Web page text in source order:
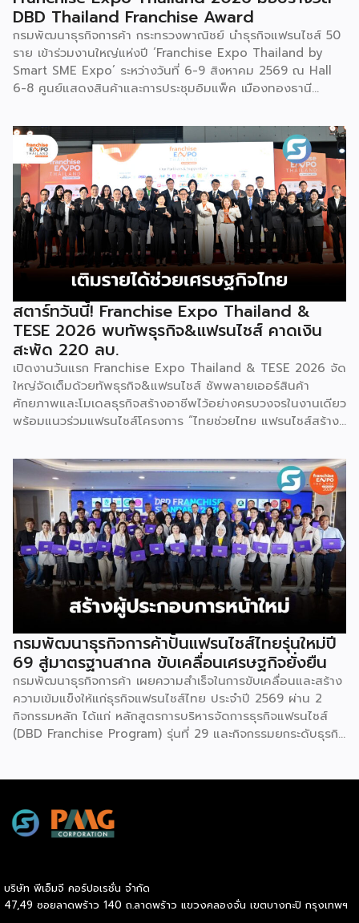
DBD Thailand Franchise Award
กรมพัฒนาธุรกิจการค้า กระทรวงพาณิชย์ นำธุรกิจแฟรนไชส์ 50
ราย เข้าร่วมงานใหญ่แห่งปี ‘Franchise Expo Thailand by
Smart SME Expo’ ระหว่างวันที่ 6-9 สิงหาคม 2569 ณ Hall
6-8 ศูนย์แสดงสินค้าและการประชุมอิมแพ็ค เมืองทองธานี
2026 ให้แก่ผู้ประกอบธุรกิจแฟรนไชส์ที่อยู่ในการส่งเสริมสนับสนุน
ของกรมฯ นายพูนพงษ์ นัยนาภากรณ์ อธิบดีกรมพัฒนาธุรกิจ
การค้า กระทรวงพาณิชย์ เปิดเผยภายหลังเป็นประธานเปิดงาน
“งานแฟรนไชส์ เอ็กซ์โป ไทยแลนด์ บาย สมาร์ท เอสเอ็มอี เอ็กซ์
โป (Franchise Expo Thailand by Smart SME Expo)” ซึ่ง
เป็นงานแสดงธุรกิจแฟรนไชส์ชั้นนำที่จัดขึ้นโดย บริษัท พีเอ็มจี
คอร์ปอเรชัน จำกัด เพื่อยกระดับศักยภาพของผู้ประกอบการและ
เจ้าของธุรกิจที่ต้องการขยายกิจการผ่านระบบแฟรนไชส์ […]
สตาร์ทวันนี้! Franchise Expo Thailand &
TESE 2026 พบทัพธุรกิจ&แฟรนไชส์ คาดเงิน
สะพัด 220 ลบ.
เปิดงานวันแรก Franchise Expo Thailand & TESE 2026 จัด
ใหญ่จัดเต็มด้วยทัพธุรกิจ&แฟรนไชส์ ซัพพลายเออร์สินค้า
ศักยภาพและโมเดลธุรกิจสร้างอาชีพไว้อย่างครบวงจรในงานเดียว
พร้อมแนวร่วมแฟรนไชส์โครงการ “ไทยช่วยไทย แฟรนไชส์สร้าง
รวมกว่า 250 บูธ บนพื้นที่ 15,000 ตารางเมตร หวังเป็นทาง
เลือกสร้างรายได้เพิ่มและพยุงเศรษฐกิจไทยให้ฟื้นตัว เสิร์ฟครบ
จบในงานด้วยสินเชื่อ และทำเลทองทั่วประเทศ พร้อมเสวนาให้
ความรู้โดยผู้ทรงคุณวุฒิคับคั่ง และกิจกรรมเจรจาจับคู่ธุรกิจทั้งใน
และต่างประเทศ งานจัดต่อเนื่องระหว่างวันที่ 6-9 สิงหาคมนี้ ที่
ฮอลล์ 6-8 อิมแพ็คเมืองทองธานี คาดเม็ดเงินสะพัดในงานราว
220 ล้านบาท นายพูนพงษ์ นัยนาภากรณ์ อธิบดีกรมพัฒนา
ธุรกิจการค้า กระทรวงพาณิชย์ กล่าวว่า งาน ” Franchise Expo
Thailand & Thailand E-Commerce Selection Expo
(TESE 2026) เป็นเวทีแสดงธุรกิจแฟรนไชส์และโซลูชั่นส์แบบครบ
วงจร […]
กรมพัฒนาธุรกิจการค้าปั้นแฟรนไชส์ไทยรุ่นใหม่ปี
69 สู่มาตรฐานสากล ขับเคลื่อนเศรษฐกิจยั่งยืน
กรมพัฒนาธุรกิจการค้า เผยความสำเร็จในการขับเคลื่อนและสร้าง
ความเข้มแข็งให้แก่ธุรกิจแฟรนไชส์ไทย ประจำปี 2569 ผ่าน 2
กิจกรรมหลัก ได้แก่ หลักสูตรการบริหารจัดการธุรกิจแฟรนไชส์
(DBD Franchise Program) รุ่นที่ 29 และกิจกรรมยกระดับธุรกิจ
กรมพัฒนาธุรกิจการค้า กระทรวงพาณิชย์ เปิดเผยภายหลังเป็น
ประธานมอบประกาศนียบัตรแก่ผู้ประกอบการแฟรนไชส์ใน 2
กิจกรรมแรกเป็นการอบรมหลักสูตรการบริหารจัดการธุรกิจแฟรน
ไชส์ (DBD Franchise Program: DBD-FP) รุ่นที่ 29 ซึ่งเป็น
บริษัท พีเอ็มจี คอร์ปอเรชั่น จำกัด
47,49 ซอยลาดพร้าว 140 ถ.ลาดพร้าว แขวงคลองจั่น เขตบางกะปิ กรุงเทพฯ